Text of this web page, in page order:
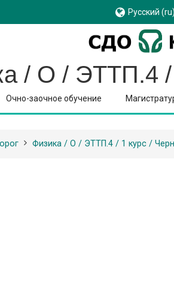
Русский ‎(ru)‎
/ О / ЭТТП.4 /
Очно-заочное обучение
Физика / О / ЭТТП.4 / 1 курс /